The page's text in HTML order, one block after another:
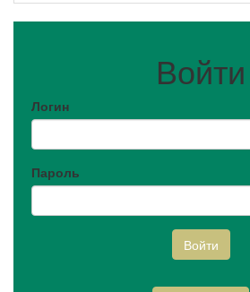
Войти
Логин
Пароль
Войти